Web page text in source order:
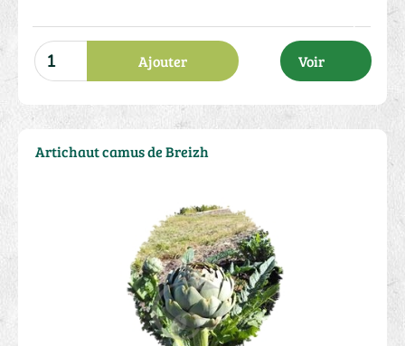
Ajouter Voir
Artichaut camus de Breizh